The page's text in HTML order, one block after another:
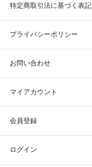
特定商取引法に基づく表記
プライバシーポリシー
お問い合わせ
マイアカウント
会員登録
ログイン